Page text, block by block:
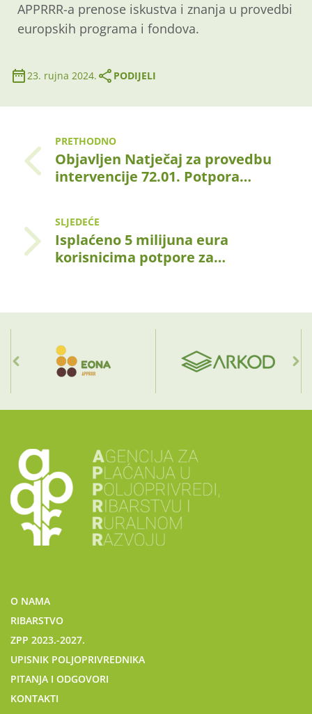
APPRRR-a prenose iskustva i znanja u provedbi
europskih programa i fondova.
23. rujna 2024. PODIJELI
PRETHODNO
Objavljen Natječaj za provedbu
intervencije 72.01. Potpora…
SLJEDEĆE
Isplaćeno 5 milijuna eura
korisnicima potpore za…
O NAMA
RIBARSTVO
ZPP 2023.-2027.
UPISNIK POLJOPRIVREDNIKA
PITANJA I ODGOVORI
KONTAKTI